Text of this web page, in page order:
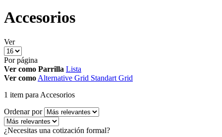
Accesorios
Ver
Por página
Ver como Parrilla Lista
Ver como Alternative Grid Standart Grid
1 item para Accesorios
Ordenar por
¿Necesitas una cotización formal?